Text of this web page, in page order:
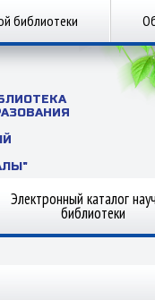
библиотеки
Электронный каталог
библиотеки